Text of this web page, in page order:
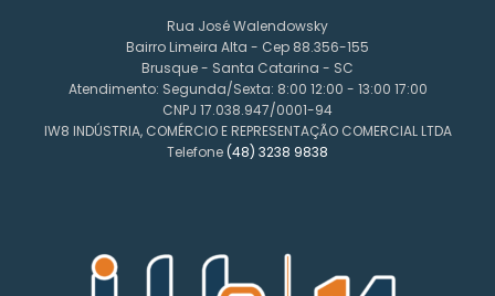
Rua José Walendowsky
Bairro Limeira Alta - Cep 88.356-155
Brusque - Santa Catarina - SC
Atendimento: Segunda/Sexta: 8:00 12:00 - 13:00 17:00
CNPJ 17.038.947/0001-94
IW8 INDÚSTRIA, COMÉRCIO E REPRESENTAÇÃO COMERCIAL LTDA
Telefone (48) 3238 9838